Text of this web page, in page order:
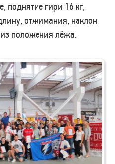
поднятие гири 16 кг,
отжимания, наклон
положения лёжа.